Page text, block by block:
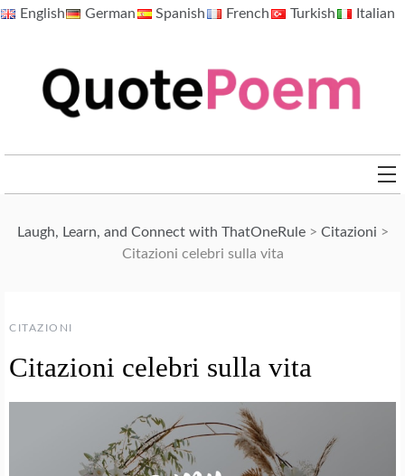
SkipEnglish German Spanish French Turkish Italian
Laugh, Learn, and Connect with ThatOneRule> Citazioni >
Citazioni celebri sulla vita
CITAZIONI
Citazioni celebri sulla vita